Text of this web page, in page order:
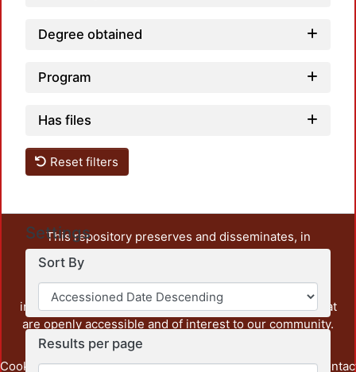
Degree obtained
Program
Has files
Reset filters
Settings
Sort By
Results per page
This repository preserves and disseminates, in
unrestricted open access, the teaching and research
output of UAM Azcapotzalco. It also includes some
administrative and graphic documents from the
institution, as well as content from other institutions that
are openly accessible and of interest to our community.
Cookie Privacy End User Send